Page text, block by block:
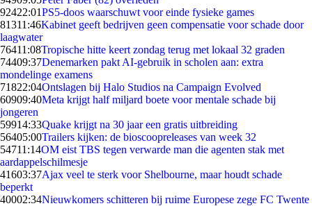
92422:01PS5-doos waarschuwt voor einde fysieke games
81311:46Kabinet geeft bedrijven geen compensatie voor schade door
laagwater
76411:08Tropische hitte keert zondag terug met lokaal 32 graden
74409:37Denemarken pakt AI-gebruik in scholen aan: extra
mondelinge examens
71822:04Ontslagen bij Halo Studios na Campaign Evolved
60909:40Meta krijgt half miljard boete voor mentale schade bij
jongeren
59914:33Quake krijgt na 30 jaar een gratis uitbreiding
56405:00Trailers kijken: de bioscoopreleases van week 32
54711:14OM eist TBS tegen verwarde man die agenten stak met
aardappelschilmesje
41603:37Ajax veel te sterk voor Shelbourne, maar houdt schade
beperkt
40002:34Nieuwkomers schitteren bij ruime Europese zege FC Twente